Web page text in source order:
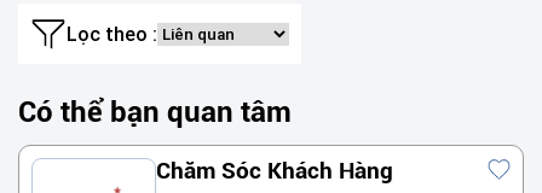
Lọc theo :
Chăm Sóc Khách Hàng
Có thể bạn quan tâm